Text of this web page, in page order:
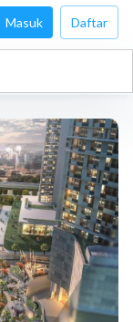
Masuk Daftar